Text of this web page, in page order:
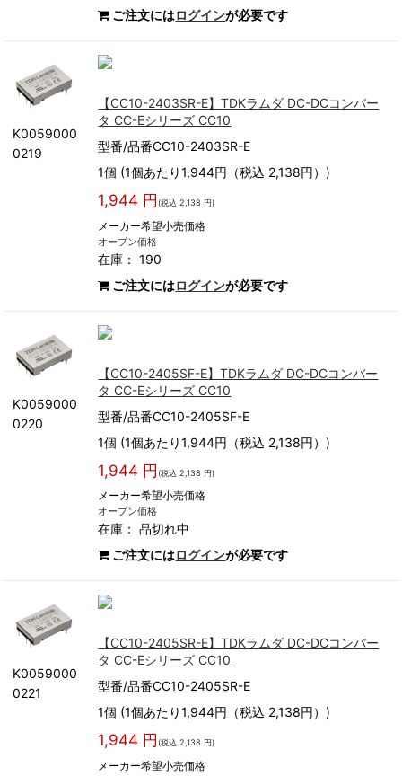
ご注文にはログインが必要です
K0059000
0219
【CC10-2403SR-E】TDKラムダ DC-DCコンバー
タ CC-Eシリーズ CC10
型番/品番CC10-2403SR-E
1個 (1個あたり1,944円（税込 2,138円）)
1,944 円 (税込 2,138 円)
メーカー希望小売価格
オープン価格
在庫： 190
ご注文にはログインが必要です
K0059000
0220
【CC10-2405SF-E】TDKラムダ DC-DCコンバー
タ CC-Eシリーズ CC10
型番/品番CC10-2405SF-E
1個 (1個あたり1,944円（税込 2,138円）)
1,944 円 (税込 2,138 円)
メーカー希望小売価格
オープン価格
在庫：品切れ中
ご注文にはログインが必要です
K0059000
0221
【CC10-2405SR-E】TDKラムダ DC-DCコンバー
タ CC-Eシリーズ CC10
型番/品番CC10-2405SR-E
1個 (1個あたり1,944円（税込 2,138円）)
1,944 円 (税込 2,138 円)
メーカー希望小売価格